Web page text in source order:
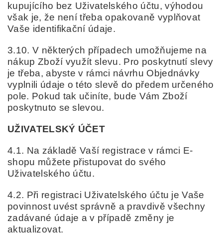
kupujícího bez Uživatelského účtu, výhodou
však je, že není třeba opakovaně vyplňovat
Vaše identifikační údaje.
3.10. V některých případech umožňujeme na
nákup Zboží využít slevu. Pro poskytnutí slevy
je třeba, abyste v rámci návrhu Objednávky
vyplnili údaje o této slevě do předem určeného
pole. Pokud tak učiníte, bude Vám Zboží
poskytnuto se slevou.
UŽIVATELSKÝ ÚČET
4.1. Na základě Vaší registrace v rámci E-
shopu můžete přistupovat do svého
Uživatelského účtu.
4.2. Při registraci Uživatelského účtu je Vaše
povinnost uvést správně a pravdivě všechny
zadávané údaje a v případě změny je
aktualizovat.